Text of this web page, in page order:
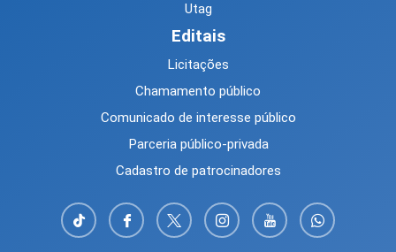
Utag
Editais
Licitações
Chamamento público
Comunicado de interesse público
Parceria público-privada
Cadastro de patrocinadores